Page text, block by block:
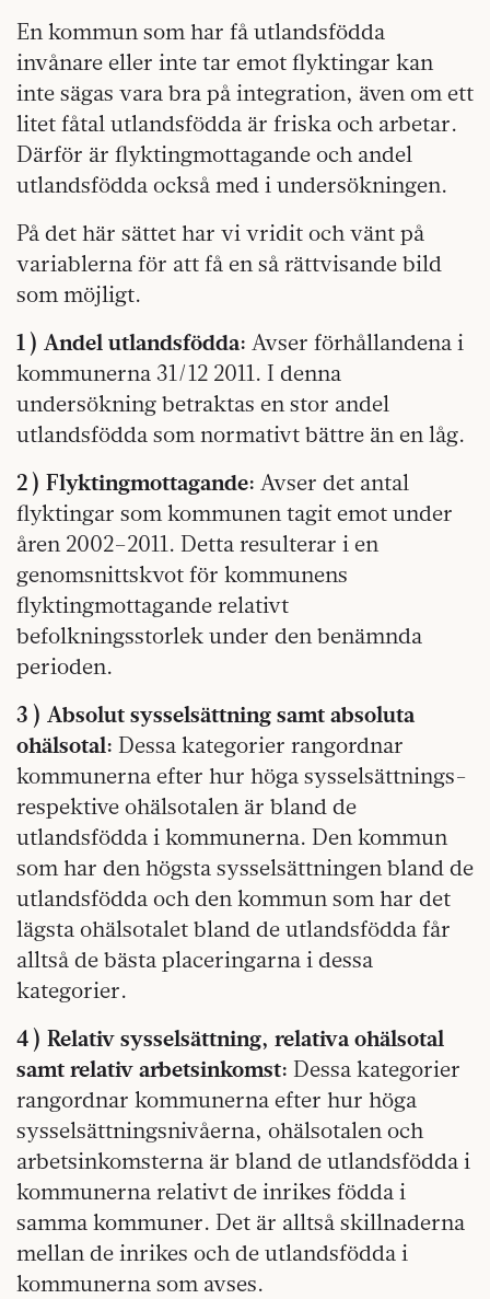
En kommun som har få utlandsfödda
invånare eller inte tar emot flyktingar kan
inte sägas vara bra på integration, även om ett
litet fåtal utlandsfödda är friska och arbetar.
Därför är flyktingmottagande och andel
utlandsfödda också med i undersökningen.
På det här sättet har vi vridit och vänt på
variablerna för att få en så rättvisande bild
som möjligt.
1 ) Andel utlandsfödda: Avser förhållandena i
kommunerna 31/12 2011. I denna
undersökning betraktas en stor andel
utlandsfödda som normativt bättre än en låg.
2 ) Flyktingmottagande: Avser det antal
flyktingar som kommunen tagit emot under
åren 2002–2011. Detta resulterar i en
genomsnittskvot för kommunens
flyktingmottagande relativt
befolkningsstorlek under den benämnda
perioden.
3 ) Absolut sysselsättning samt absoluta
ohälsotal: Dessa kategorier rangordnar
kommunerna efter hur höga sysselsättnings-
respektive ohälsotalen är bland de
utlandsfödda i kommunerna. Den kommun
som har den högsta sysselsättningen bland de
utlandsfödda och den kommun som har det
lägsta ohälsotalet bland de utlandsfödda får
alltså de bästa placeringarna i dessa
kategorier.
4 ) Relativ sysselsättning, relativa ohälsotal
samt relativ arbetsinkomst: Dessa kategorier
rangordnar kommunerna efter hur höga
sysselsättningsnivåerna, ohälsotalen och
arbetsinkomsterna är bland de utlandsfödda i
kommunerna relativt de inrikes födda i
samma kommuner. Det är alltså skillnaderna
mellan de inrikes och de utlandsfödda i
kommunerna som avses.